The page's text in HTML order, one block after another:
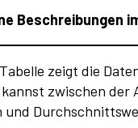
Beschreibungen
zeigt die
zwischen der
und